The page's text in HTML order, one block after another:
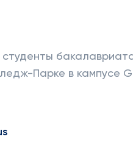
Парке в кампусе